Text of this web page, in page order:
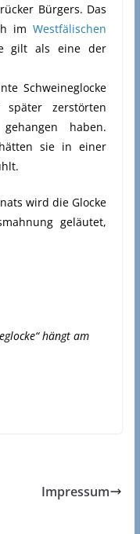
Bürgers. Das
imWestfälischen
gilt als eine der
Schweineglocke
zerstörten
haben.
sie in einer
wird die Glocke
geläutet,
hängt am
Impressum